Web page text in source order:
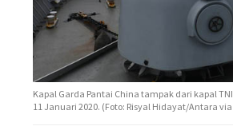
Kapal Garda Pantai China tampak dari kapal
11 Januari 2020. (Foto: Risyal Hidayat/Antara via